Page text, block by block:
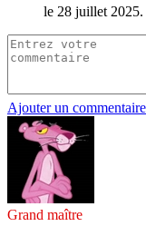
le 28 juillet 2025.
Ajouter un commentaire
Grand maître